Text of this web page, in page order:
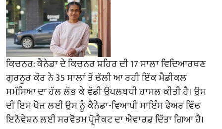
ਕਿਚਨਰ: ਕੈਨੇਡਾ ਦੇ ਕਿਚਨਰ ਸ਼ਹਿਰ ਦੀ 17 ਸਾਲਾ ਵਿਦਿਆਰਥਣ
ਗੁਰਨੂਰ ਕੌਰ ਨੇ 35 ਸਾਲਾਂ ਤੋਂ ਚੱਲੀ ਆ ਰਹੀ ਇੱਕ ਮੈਡੀਕਲ
ਸਮੱਸਿਆ ਦਾ ਹੱਲ ਲੱਭ ਕੇ ਵੱਡੀ ਉਪਲਬਧੀ ਹਾਸਲ ਕੀਤੀ ਹੈ। ਉਸ
ਦੀ ਇਸ ਖੋਜ ਲਈ ਉਸ ਨੂੰ ਕੈਨੇਡਾ-ਵਿਆਪੀ ਸਾਇੰਸ ਫੇਅਰ ਵਿੱਚ
ਇਨੋਵੇਸ਼ਨ ਲਈ ਸਰਵੋਤਮ ਪ੍ਰੋਜੈਕਟ ਦਾ ਐਵਾਰਡ ਦਿੱਤਾ ਗਿਆ ਹੈ।